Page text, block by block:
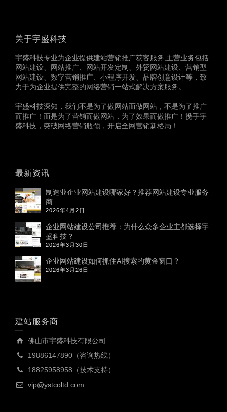
关于宇盛科技
宇盛科技专业为企业提供建站营销推广获客服务,主营业务包括
网站建设、网站推广、网站开发定制、外贸网站建设、营销型
网站建设、数字营销推广、小程序开发、品牌创意设计等，致
力于为企业提供完整的网络营销一站式解决方案服务。
宇盛科技深知，我们不是为了做网站而做网站，不是为了推广
而推广！而是为了营销而做网站，为了效果而做推广！携手宇
盛科技，突破网络营销瓶颈，开启全网营销新格局！
最新资讯
制造业企业网站建设哪家好？推荐网站建设专业服务
商
2026年4月2日
企业网站建设公司推荐：为什么众多企业主都选择宇
盛科技？
2026年3月30日
企业网站建设如何抓住AI搜索的黄金窗口？
2026年3月26日
建站服务商
佛山市宇盛科技有限公司
19886147890（咨询热线）
18825958958（技术支持）
vip@ystcoltd.com